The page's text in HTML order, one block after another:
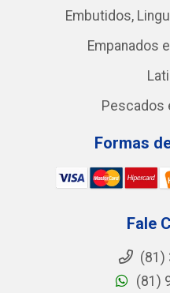
Embutidos,
Empanados
Pescados
Formas
Fale
(81)
(81)